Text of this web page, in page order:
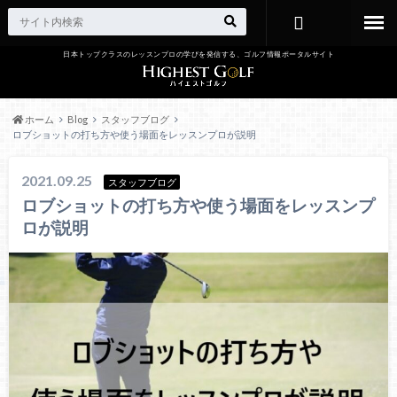
日本トップクラスのレッスンプロの学びを発信する、ゴルフ情報ポータルサイト
ホーム Blog
スタッフブログ
ロブショットの打ち方や使う場面をレッスンプロが説明
2021.09.25 スタッフブログ
ロブショットの打ち方や使う場面をレッスンプ
ロが説明